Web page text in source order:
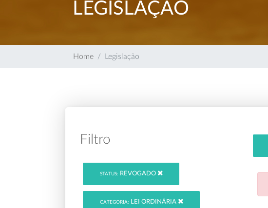
LEGISLAÇÃO
Home Legislação
Filtro
STATUS: REVOGADO
CATEGORIA: LEI ORDINÁRIA